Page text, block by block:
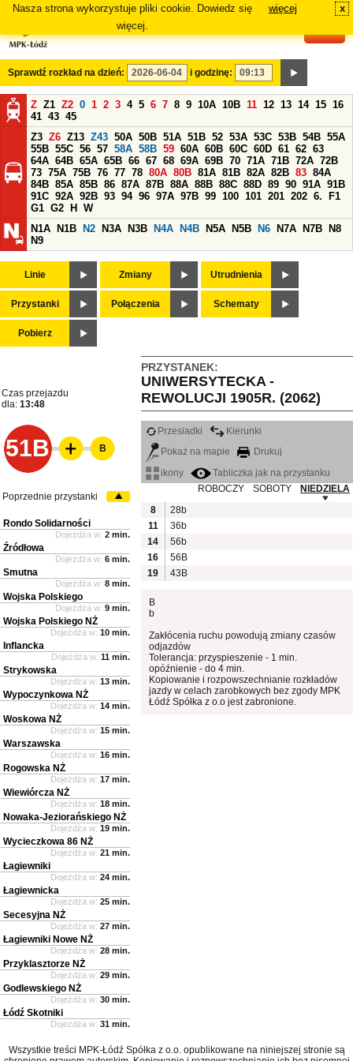
Nasza strona wykorzystuje pliki cookie. Dowiedz się
więcej.
więcej x
Sprawdź rozkład na dzień: i godzinę:
Z Z1 Z2 0 1 2 3 4 5 6 7 8 9 10A 10B 11 12 13 14 15 16
41 43 45
Z3 Z6 Z13 Z43 50A 50B 51A 51B 52 53A 53C 53B 54B 55A
55B 55C 56 57 58A 58B 59 60A 60B 60C 60D 61 62 63
64A 64B 65A 65B 66 67 68 69A 69B 70 71A 71B 72A 72B
73 75A 75B 76 77 78 80A 80B 81A 81B 82A 82B 83 84A
84B 85A 85B 86 87A 87B 88A 88B 88C 88D 89 90 91A 91B
91C 92A 92B 93 94 96 97A 97B 99 100 101 201 202 6.
F1
G1 G2 H
W
N1A
N1B N2 N3A N3B N4A N4B N5A N5B N6 N7A N7B
N8
N9
Linie Zmiany Utrudnienia
Przystanki Połączenia Schematy
Pobierz
PRZYSTANEK:
UNIWERSYTECKA -
REWOLUCJI 1905R. (2062)
Czas przejazdu
dla: 13:48
51B
Przesiadki
Kierunki
Pokaż na mapie
Drukuj
ikony
Tabliczka jak na przystanku
ROBOCZY
SOBOTY
NIEDZIELA
8
28b
11
36b
14
56b
16
56B
19
43B
B
b
Zakłócenia ruchu powodują zmiany czasów
odjazdów
Tolerancja: przyspieszenie - 1 min.
opóźnienie - do 4 min.
Kopiowanie i rozpowszechnianie rozkładów
jazdy w celach zarobkowych bez zgody MPK
Łódź Spółka z o.o jest zabronione.
B
Poprzednie przystanki
Rondo Solidarności
Dojeżdża w: 2 min.
Źródłowa
Dojeżdża w: 6 min.
Smutna
Dojeżdża w: 8 min.
Wojska Polskiego
Dojeżdża w: 9 min.
Wojska Polskiego NŻ
Dojeżdża w: 10 min.
Inflancka
Dojeżdża w: 11 min.
Strykowska
Dojeżdża w: 13 min.
Wypoczynkowa NŻ
Dojeżdża w: 14 min.
Woskowa NŻ
Dojeżdża w: 15 min.
Warszawska
Dojeżdża w: 16 min.
Rogowska NŻ
Dojeżdża w: 17 min.
Wiewiórcza NŻ
Dojeżdża w: 18 min.
Nowaka-Jeziorańskiego NŻ
Dojeżdża w: 19 min.
Wycieczkowa 86 NŻ
Dojeżdża w: 21 min.
Łagiewniki
Dojeżdża w: 24 min.
Łagiewnicka
Dojeżdża w: 25 min.
Secesyjna NŻ
Dojeżdża w: 27 min.
Łagiewniki Nowe NŻ
Dojeżdża w: 28 min.
Przyklasztorze NŻ
Dojeżdża w: 29 min.
Godlewskiego NŻ
Dojeżdża w: 30 min.
Łódź Skotniki
Dojeżdża w: 31 min.
Wszystkie treści MPK-Łódź Spółka z o.o. opublikowane na niniejszej stronie są